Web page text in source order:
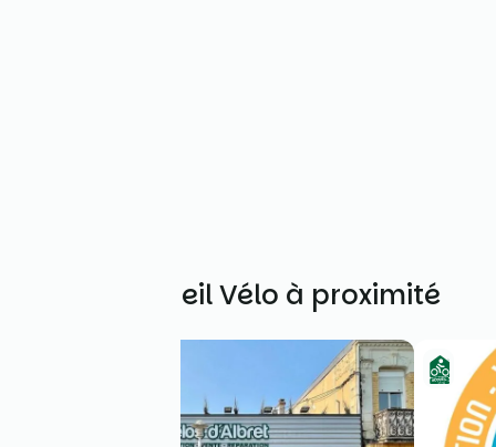
Autres Accueil Vélo à proximité